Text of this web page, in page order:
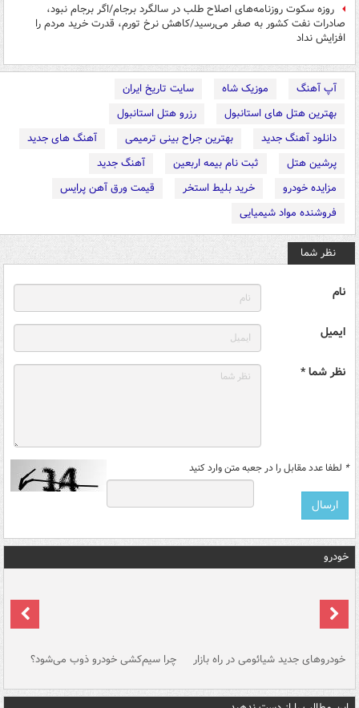
روزه سکوت روزنامه‌های اصلاح طلب در سالگرد برجام/اگر برجام نبود،
صادرات نفت کشور به صفر می‌رسید/کاهش نرخ تورم، قدرت خرید مردم را
افزایش نداد
آپ آهنگ موزیک شاه
سایت تاریخ ایران
بهترین هتل های استانبول
رزرو هتل استانبول
دانلود آهنگ جدید
بهترین جراح بینی ترمیمی
آهنگ های جدید
پرشین هتل
ثبت نام بیمه اربعین
آهنگ جدید
مزایده خودرو
خرید بلیط استخر
قیمت ورق آهن پرایس
فروشنده مواد شیمیایی
نظر شما
نام
ایمیل
نظر شما *
* لطفا عدد مقابل را در جعبه متن وارد کنید
خودرو
خودروهای جدید شیائومی در راه بازار چرا سیم‌کشی خودرو ذوب می‌شود؟